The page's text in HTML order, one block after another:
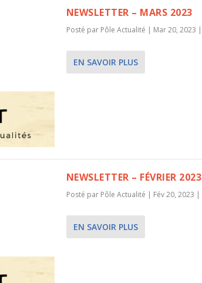
NEWSLETTER – MARS 2023
Posté par Pôle Actualité | Mar 20, 2023 |
EN SAVOIR PLUS
NEWSLETTER – FÉVRIER 2023
Posté par Pôle Actualité | Fév 20, 2023 |
EN SAVOIR PLUS